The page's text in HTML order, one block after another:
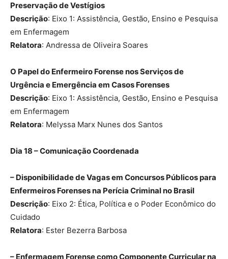
Preservação de Vestígios
Descrição: Eixo 1: Assistência, Gestão, Ensino e Pesquisa
em Enfermagem
Relatora: Andressa de Oliveira Soares
O Papel do Enfermeiro Forense nos Serviços de
Urgência e Emergência em Casos Forenses
Descrição: Eixo 1: Assistência, Gestão, Ensino e Pesquisa
em Enfermagem
Relatora: Melyssa Marx Nunes dos Santos
Dia 18 – Comunicação Coordenada
– Disponibilidade de Vagas em Concursos Públicos para
Enfermeiros Forenses na Perícia Criminal no Brasil
Descrição: Eixo 2: Ética, Política e o Poder Econômico do
Cuidado
Relatora: Ester Bezerra Barbosa
– Enfermagem Forense como Componente Curricular na